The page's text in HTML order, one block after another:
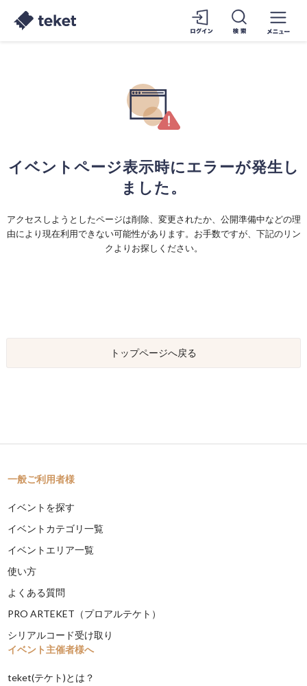
イベントページ表示時にエラーが発生し
ました。
アクセスしようとしたページは削除、変更されたか、公開準備中などの理
由により現在利用できない可能性があります。お手数ですが、下記のリン
クよりお探しください。
トップページへ戻る
一般ご利用者様
イベントを探す
イベントカテゴリ一覧
イベントエリア一覧
使い方
よくある質問
PRO ARTEKET（プロアルテケト）
シリアルコード受け取り
イベント主催者様へ
teket(テケト)とは？